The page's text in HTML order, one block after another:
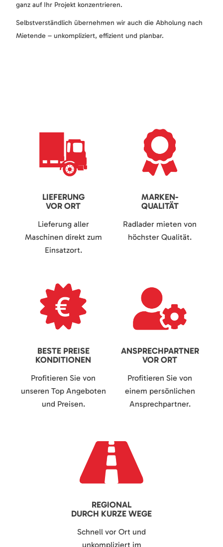
ganz auf Ihr Projekt konzentrieren.
Selbstverständlich übernehmen wir auch die Abholung nach
Mietende – unkompliziert, effizient und planbar.
LIEFERUNG
VOR ORT
Lieferung aller
Maschinen direkt zum
Einsatzort.
MARKEN-
QUALITÄT
Radlader mieten von
höchster Qualität.
BESTE PREISE
KONDITIONEN
Profitieren Sie von
unseren Top Angeboten
und Preisen.
ANSPRECHPARTNER
VOR ORT
Profitieren Sie von
einem persönlichen
Ansprechpartner.
REGIONAL
DURCH KURZE WEGE
Schnell vor Ort und
unkompliziert im